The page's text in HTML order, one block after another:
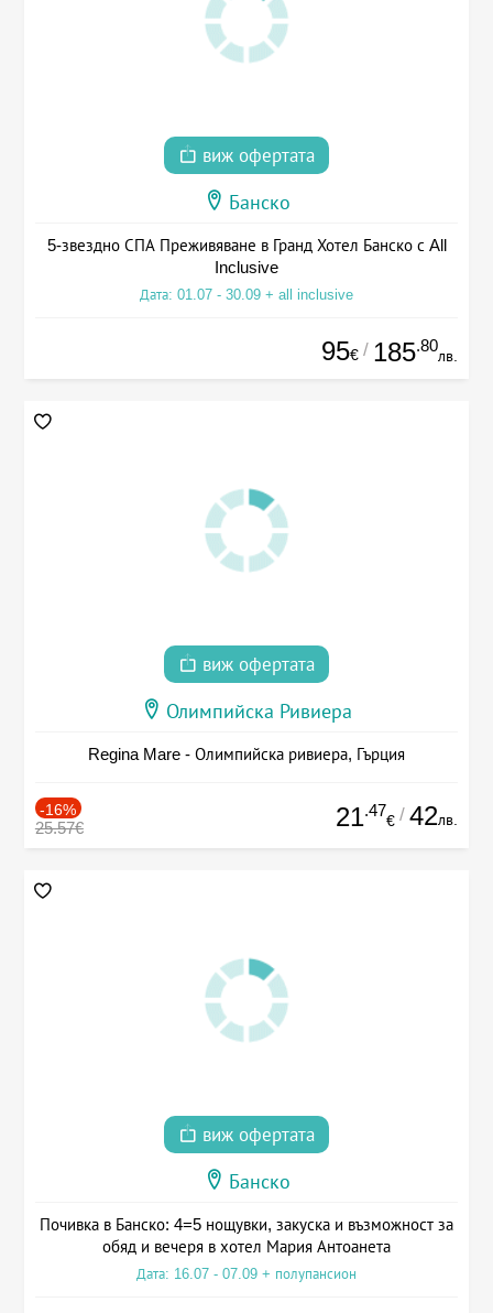
виж офертата
Банско
5-звездно СПА Преживяване в Гранд Хотел Банско с All
Inclusive
Дата: 01.07 - 30.09 + all inclusive
95€ / 185.80
лв.
виж офертата
Олимпийска Ривиера
Regina Mare - Олимпийска ривиера, Гърция
-16%
25.57€ 21.47
€ / 42лв.
виж офертата
Банско
Почивка в Банско: 4=5 нощувки, закуска и възможност за
обяд и вечеря в хотел Мария Антоанета
Дата: 16.07 - 07.09 + полупансион